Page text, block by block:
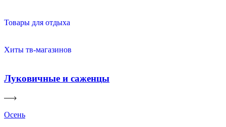
Товары для отдыха
Хиты тв-магазинов
Луковичные и саженцы
Осень